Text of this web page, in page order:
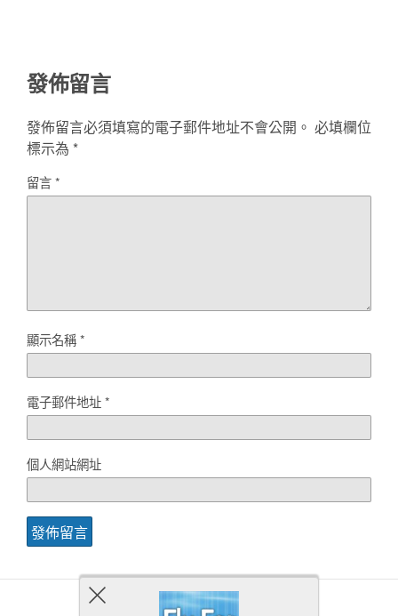
發佈留言
發佈留言必須填寫的電子郵件地址不會公開。 必填欄位
標示為 *
留言*
顯示名稱*
電子郵件地址*
個人網站網址